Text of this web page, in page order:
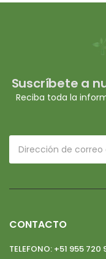
Suscríbete a
Reciba toda la
CONTACTO
TELEFONO: +51 955 720